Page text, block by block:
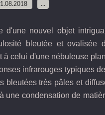
…
d'une nouvel objet
bleutée et ovalisée
à celui d'une nébuleuse
infrarouges typiques
bleutées très pâles et
une condensation de